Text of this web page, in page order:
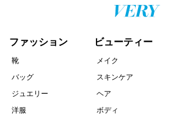
ファッション
靴
バッグ
ジュエリー
洋服
ビューティー
メイク
スキンケア
ヘア
ボディ